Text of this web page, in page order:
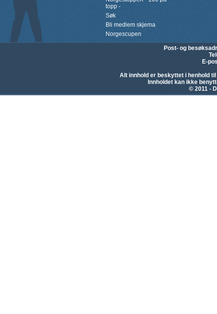
topp -
Søk
Bli medlem skjema
Norgescupen
Post- og
E-
Alt innhold er beskyttet i henhold
Innholdet kan ikke
© 2011 -